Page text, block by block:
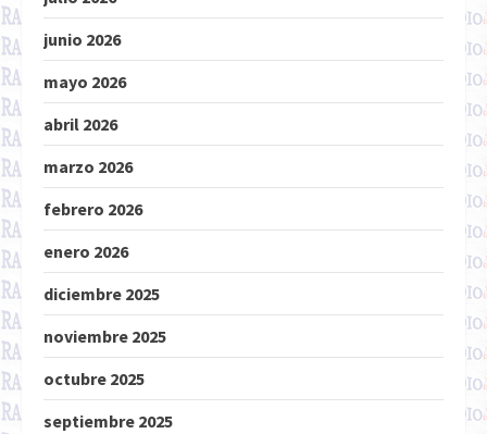
junio 2026
mayo 2026
abril 2026
marzo 2026
febrero 2026
enero 2026
diciembre 2025
noviembre 2025
octubre 2025
septiembre 2025